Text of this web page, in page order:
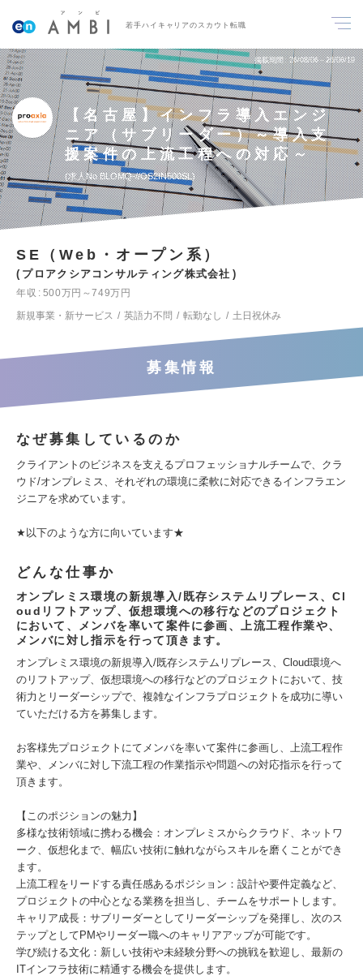
若手ハイキャリアのスカウト転職
掲載期間 26/08/06～26/08/19
【名古屋】インフラ導入エンジ
ニア（サブリーダー）～導入支
援案件の上流工程への対応～
求人No.BLOMQ-//OS2IN500SL
SE（Web・オープン系）
プロアクシアコンサルティング株式会社
年収
500万円～749万円
新規事業・新サービス
英語力不問 転勤なし 土日祝休み
募集情報
なぜ募集しているのか
クライアントのビジネスを支えるプロフェッショナルチームで、クラ
ウド/オンプレミス、それぞれの環境に柔軟に対応できるインフラエン
ジニアを求めています。
★以下のような方に向いています★
どんな仕事か
オンプレミス環境の新規導入/既存システムリプレース、Cl
oudリフトアップ、仮想環境への移行などのプロジェクト
において、メンバを率いて案件に参画、上流工程作業や、
メンバに対し指示を行って頂きます。
オンプレミス環境の新規導入/既存システムリプレース、Cloud環境へ
のリフトアップ、仮想環境への移行などのプロジェクトにおいて、技
術力とリーダーシップで、複雑なインフラプロジェクトを成功に導い
ていただける方を募集します。
お客様先プロジェクトにてメンバを率いて案件に参画し、上流工程作
業や、メンバに対し下流工程の作業指示や問題への対応指示を行って
頂きます。
【このポジションの魅力】
多様な技術領域に携わる機会：オンプレミスからクラウド、ネットワ
ーク、仮想化まで、幅広い技術に触れながらスキルを磨くことができ
ます。
上流工程をリードする責任感あるポジション：設計や要件定義など、
プロジェクトの中心となる業務を担当し、チームをサポートします。
キャリア成長：サブリーダーとしてリーダーシップを発揮し、次のス
テップとしてPMやリーダー職へのキャリアアップが可能です。
学び続ける文化：新しい技術や未経験分野への挑戦を歓迎し、最新の
ITインフラ技術に精通する機会を提供します。